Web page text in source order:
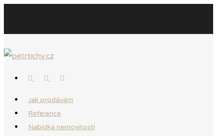
Jak prodávám
Reference
Nabídka nemovitostí